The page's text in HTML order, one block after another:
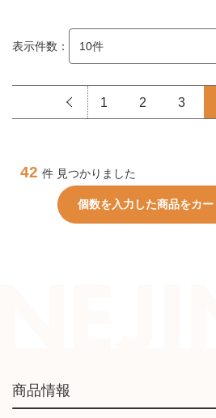
表示件数：
1 2 3
42 件 見つかりました
個数を入力した商品をカ
商品情報